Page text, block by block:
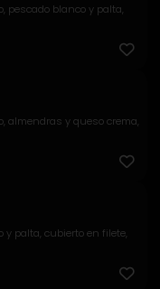
pescado blanco y palta,
almendras y queso crema,
y palta, cubierto en filete,